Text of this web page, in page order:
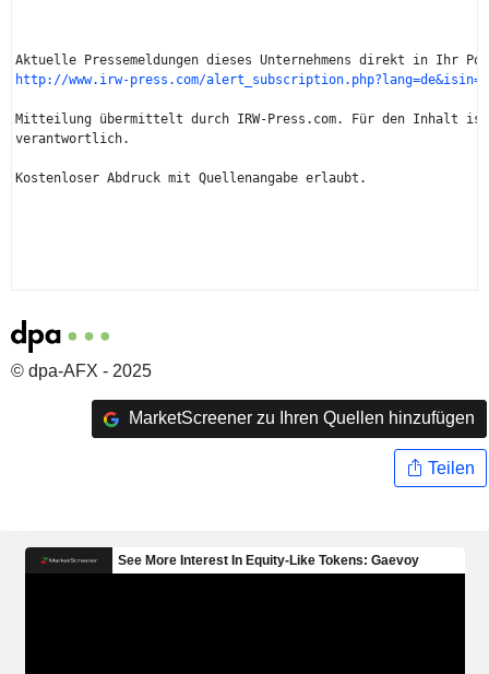
http://www.irw-press.com/
Mitteilung übermittelt durch IRW-Press.com. Für den Inhalt ist
verantwortlich.
Kostenloser Abdruck mit Quellenangabe erlaubt.
© dpa-AFX - 2025
MarketScreener zu Ihren Quellen hinzufügen
Teilen